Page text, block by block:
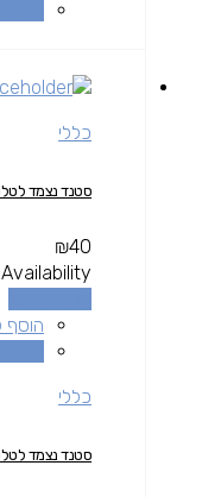
כללי
סטנד נצמד
₪40
Availability:
הוסף
כללי
סטנד נצמד